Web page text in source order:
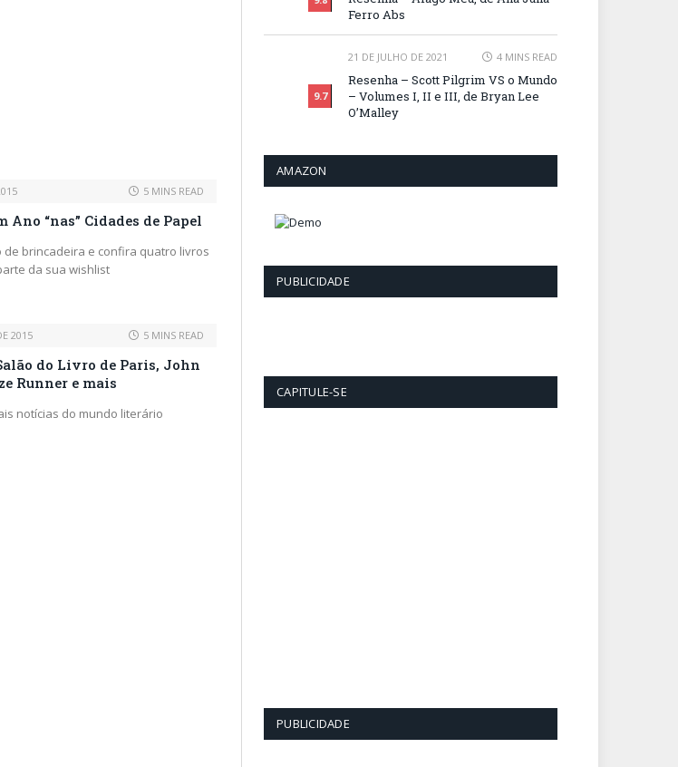
5 MINS READ
Ano “nas” Cidades de Papel
de brincadeira e confira quatro livros
da sua wishlist
2015 5 MINS READ
do Livro de Paris, John
Runner e mais
notícias do mundo literário
Ferro Abs
9.7
21 DE JULHO DE 2021 4 MINS READ
Resenha – Scott Pilgrim VS o Mundo
– Volumes I, II e III, de Bryan Lee
O’Malley
AMAZON
PUBLICIDADE
CAPITULE-SE
PUBLICIDADE